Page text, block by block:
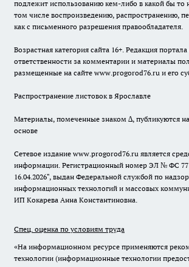
подлежит использованию кем-либо в какой бы
том числе воспроизведению, распространению,
как с письменного разрешения правообладателя.
Возрастная категория сайта 16+. Редакция портала
ответственности за комментарии и материалы
размещенные на сайте www.progorod76.ru и его
Распространение листовок в Ярославле
Материалы, помеченные знаком ∆, публикуются
основе
Сетевое издание www.progorod76.ru является
информации. Регистрационный номер ЭЛ № ФС 77
16.04.2026", выдан Федеральной службой по
информационных технологий и массовых
ИП Кокарева Анна Константиновна.
Спец. оценка по условиям труда
«На информационном ресурсе применяются
технологии (информационные технологии